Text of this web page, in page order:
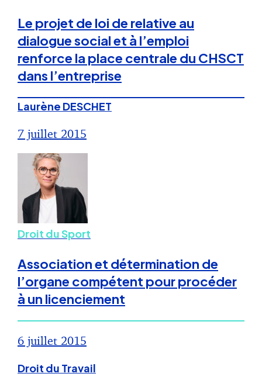
Le projet de loi de relative au
dialogue social et à l’emploi
renforce la place centrale du CHSCT
dans l’entreprise
Laurène DESCHET
7 juillet 2015
Droit du Sport
Association et détermination de
l’organe compétent pour procéder
à un licenciement
6 juillet 2015
Droit du Travail